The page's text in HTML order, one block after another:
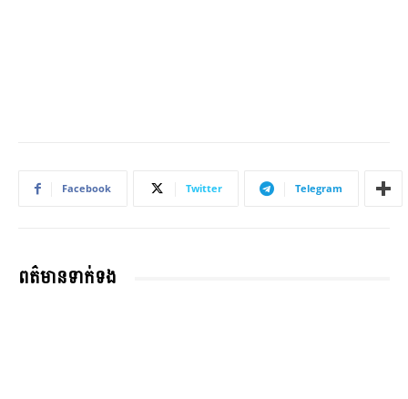
Facebook Twitter Telegram
ពត៌មានទាក់ទង